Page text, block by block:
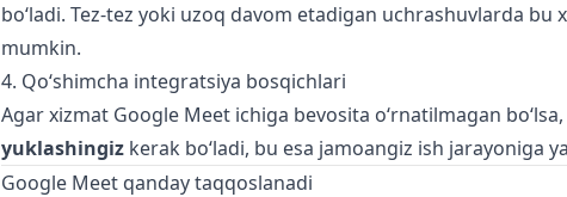
bo‘ladi. Tez-tez yoki uzoq davom etadigan uchrashuvlarda bu
mumkin.
4. Qo‘shimcha integratsiya bosqichlari
Agar xizmat Google Meet ichiga bevosita o‘rnatilmagan bo‘lsa,
yuklashingizkerak bo‘ladi, bu esa jamoangiz ish jarayoniga
Google Meet qanday taqqoslanadi